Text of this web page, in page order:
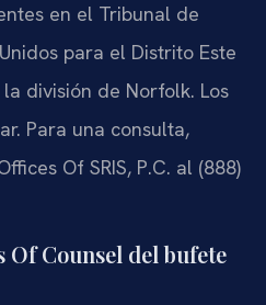
en el Tribunal de
para el Distrito Este
división de Norfolk. Los
Para una consulta,
Of SRIS, P.C. al (888)
Of Counsel del bufete